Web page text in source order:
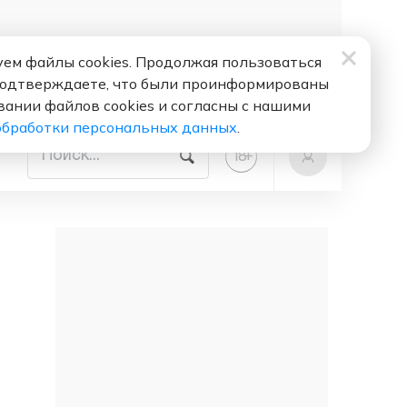
18+
файлы cookies. Продолжая пользоваться
что были проинформированы
файлов cookies и согласны с нашими
персональных данных.